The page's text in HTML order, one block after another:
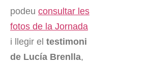
podeu consultar les
fotos de la Jornada
i llegir el testimoni
de Lucía Brenlla,